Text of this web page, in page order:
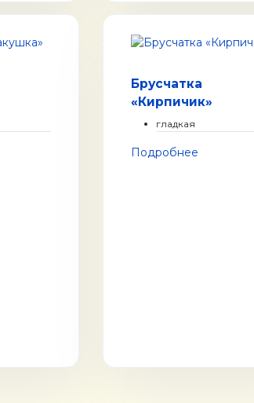
Брусчатка
«Кирпичик»
гладкая
Подробнее